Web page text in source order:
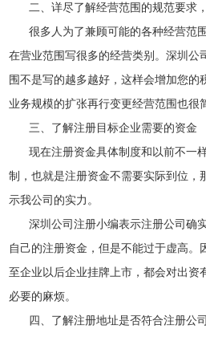
二、详尽了解经营范围的规范要求
很多人为了兼顾可能的各种经营范
在营业范围写很多的经营类别。深圳公
围不是写的越多越好，这样会增加您的
业务规模的扩张再行变更经营范围也很
三、了解注册目标企业需要的资金
现在注册资金具体制度和以前不一
制，也就是注册资金不需要实际到位，
示我公司的实力。
深圳公司注册小编表示注册公司确
自己的注册资金，但是不能过于虚高。
至企业以后企业挂牌上市，都会对出资
必要的麻烦。
四、了解注册地址是否符合注册公